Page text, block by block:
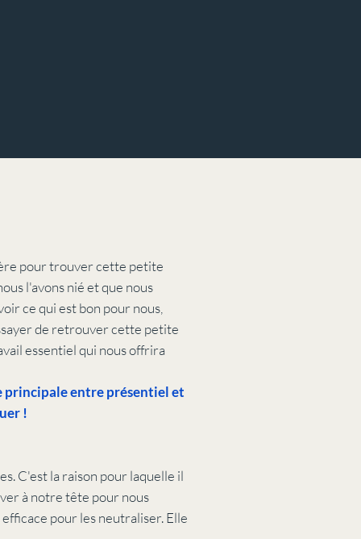
pour trouver cette petite
l'avons nié et que nous
ce qui est bon pour nous,
de retrouver cette petite
essentiel qui nous offrira
principale entre présentiel et
!
C'est la raison pour laquelle il
à notre tête pour nous
pour les neutraliser. Elle